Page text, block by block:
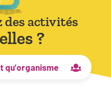
des activités
?